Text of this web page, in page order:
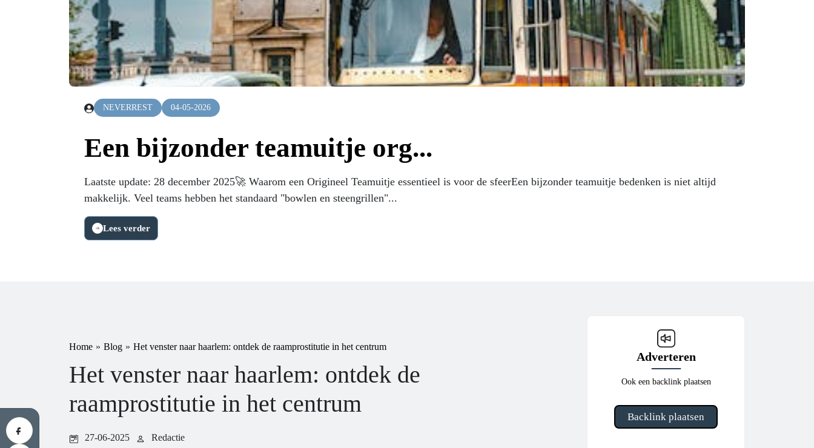
NEVERREST 04-05-2026
Een bijzonder teamuitje org...
Laatste update: 28 december 2025🚀 Waarom een Origineel Teamuitje essentieel is voor de sfeerEen bijzonder teamuitje bedenken is niet altijd
makkelijk. Veel teams hebben het standaard "bowlen en steengrillen"...
Lees verder
Home » Blog » Het venster naar haarlem: ontdek de raamprostitutie in het centrum
Het venster naar haarlem: ontdek de
raamprostitutie in het centrum
27-06-2025 Redactie
Adverteren
Ook een backlink plaatsen
Backlink plaatsen